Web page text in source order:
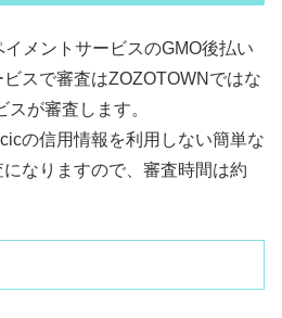
メントサービスのGMO後払い
スで審査はZOZOTOWNではな
スが審査します。
の信用情報を利用しない簡単な
なりますので、審査時間は約